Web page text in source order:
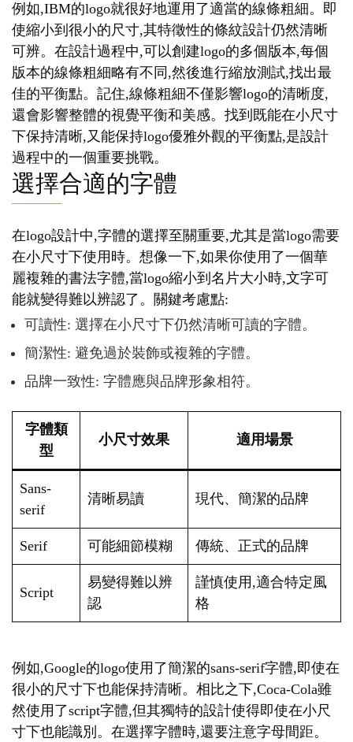
例如,IBM的logo就很好地運用了適當的線條粗細。即
使縮小到很小的尺寸,其特徵性的條紋設計仍然清晰
可辨。在設計過程中,可以創建logo的多個版本,每個
版本的線條粗細略有不同,然後進行縮放測試,找出最
佳的平衡點。記住,線條粗細不僅影響logo的清晰度,
還會影響整體的視覺平衡和美感。找到既能在小尺寸
下保持清晰,又能保持logo優雅外觀的平衡點,是設計
過程中的一個重要挑戰。
選擇合適的字體
在logo設計中,字體的選擇至關重要,尤其是當logo需要
在小尺寸下使用時。想像一下,如果你使用了一個華
麗複雜的書法字體,當logo縮小到名片大小時,文字可
能就變得難以辨認了。關鍵考慮點:
可讀性: 選擇在小尺寸下仍然清晰可讀的字體。
簡潔性: 避免過於裝飾或複雜的字體。
品牌一致性: 字體應與品牌形象相符。
字體類
型
小尺寸效果 適用場景
Sans-
serif
清晰易讀 現代、簡潔的品牌
Serif 可能細節模糊 傳統、正式的品牌
Script
易變得難以辨
認
謹慎使用,適合特定風
格
例如,Google的logo使用了簡潔的sans-serif字體,即使在
很小的尺寸下也能保持清晰。相比之下,Coca-Cola雖
然使用了script字體,但其獨特的設計使得即使在小尺
寸下也能識別。在選擇字體時,還要注意字母間距。